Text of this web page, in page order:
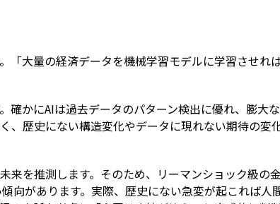
「大量の経済データを機械学習モデルに学習させれ
確かにAIは過去データのパターン検出に優れ、膨大
、歴史にない構造変化やデータに現れない期待の変
来を推測します。そのため、リーマンショック級の
向があります。実際、歴史にない急変が起これば人